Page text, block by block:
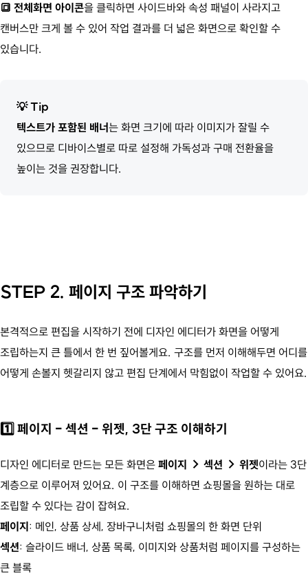
🔳 전체화면 아이콘을 클릭하면 사이드바와 속성 패널이 사라지고
캔버스만 크게 볼 수 있어 작업 결과를 더 넓은 화면으로 확인할 수
있습니다.
💡Tip
텍스트가 포함된 배너는 화면 크기에 따라 이미지가 잘릴 수
있으므로 디바이스별로 따로 설정해 가독성과 구매 전환율을
높이는 것을 권장합니다.
STEP 2. 페이지 구조 파악하기
본격적으로 편집을 시작하기 전에 디자인 에디터가 화면을 어떻게
조립하는지 큰 틀에서 한 번 짚어볼게요. 구조를 먼저 이해해두면 어디를
어떻게 손볼지 헷갈리지 않고 편집 단계에서 막힘없이 작업할 수 있어요.
1️⃣ 페이지 - 섹션 - 위젯, 3단 구조 이해하기
디자인 에디터로 만드는 모든 화면은 페이지 → 섹션 → 위젯이라는 3단
계층으로 이루어져 있어요. 이 구조를 이해하면 쇼핑몰을 원하는 대로
조립할 수 있다는 감이 잡혀요.
페이지: 메인, 상품 상세, 장바구니처럼 쇼핑몰의 한 화면 단위
섹션: 슬라이드 배너, 상품 목록, 이미지와 상품처럼 페이지를 구성하는
큰 블록